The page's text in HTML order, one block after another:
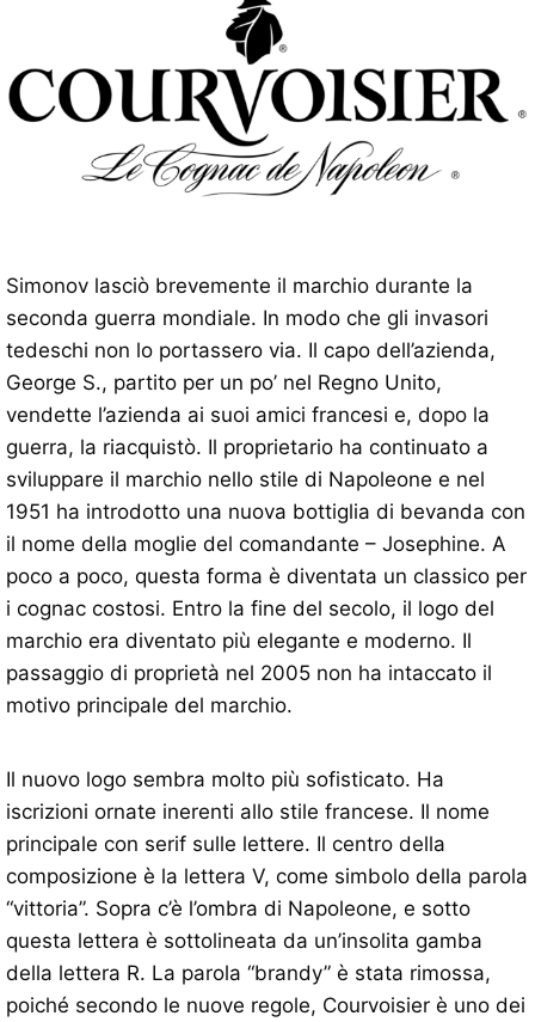
Simonov lasciò brevemente il marchio durante la
seconda guerra mondiale. In modo che gli invasori
tedeschi non lo portassero via. Il capo dell’azienda,
George S., partito per un po’ nel Regno Unito,
vendette l’azienda ai suoi amici francesi e, dopo la
guerra, la riacquistò. Il proprietario ha continuato a
sviluppare il marchio nello stile di Napoleone e nel
1951 ha introdotto una nuova bottiglia di bevanda con
il nome della moglie del comandante – Josephine. A
poco a poco, questa forma è diventata un classico per
i cognac costosi. Entro la fine del secolo, il logo del
marchio era diventato più elegante e moderno. Il
passaggio di proprietà nel 2005 non ha intaccato il
motivo principale del marchio.
Il nuovo logo sembra molto più sofisticato. Ha
iscrizioni ornate inerenti allo stile francese. Il nome
principale con serif sulle lettere. Il centro della
composizione è la lettera V, come simbolo della parola
“vittoria”. Sopra c’è l’ombra di Napoleone, e sotto
questa lettera è sottolineata da un’insolita gamba
della lettera R. La parola “brandy” è stata rimossa,
poiché secondo le nuove regole, Courvoisier è uno dei